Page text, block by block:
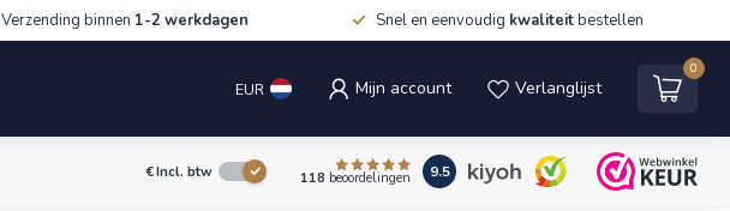
Verzending binnen 1-2 werkdagen Snel en eenvoudig kwaliteitbestellen
EUR Mijn account Verlanglijst
0
€Incl. btw 118 beoordelingen 9.5